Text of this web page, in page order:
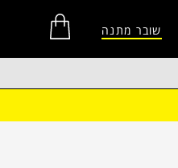
שובר מתנה